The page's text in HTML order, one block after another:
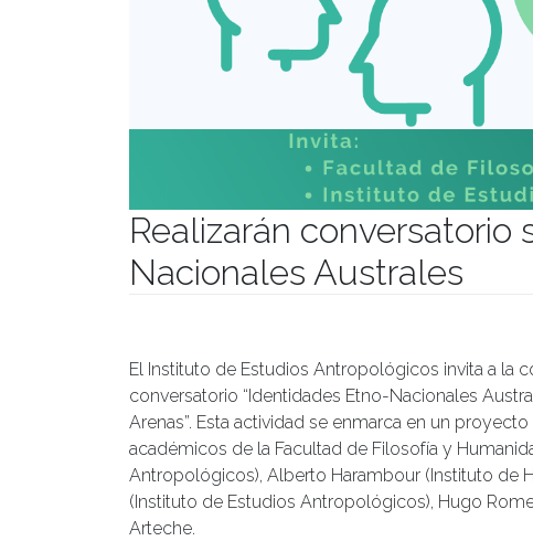
Realizarán
Nacionales Australes
El Instituto de Estudios Antropológicos invita a la
conversatorio “Identidades Etno-Nacionales
Arenas”. Esta actividad se enmarca en un
académicos de la Facultad de Filosofía y
Antropológicos), Alberto Harambour (Instituto de
(Instituto de Estudios Antropológicos), Hugo
Arteche.